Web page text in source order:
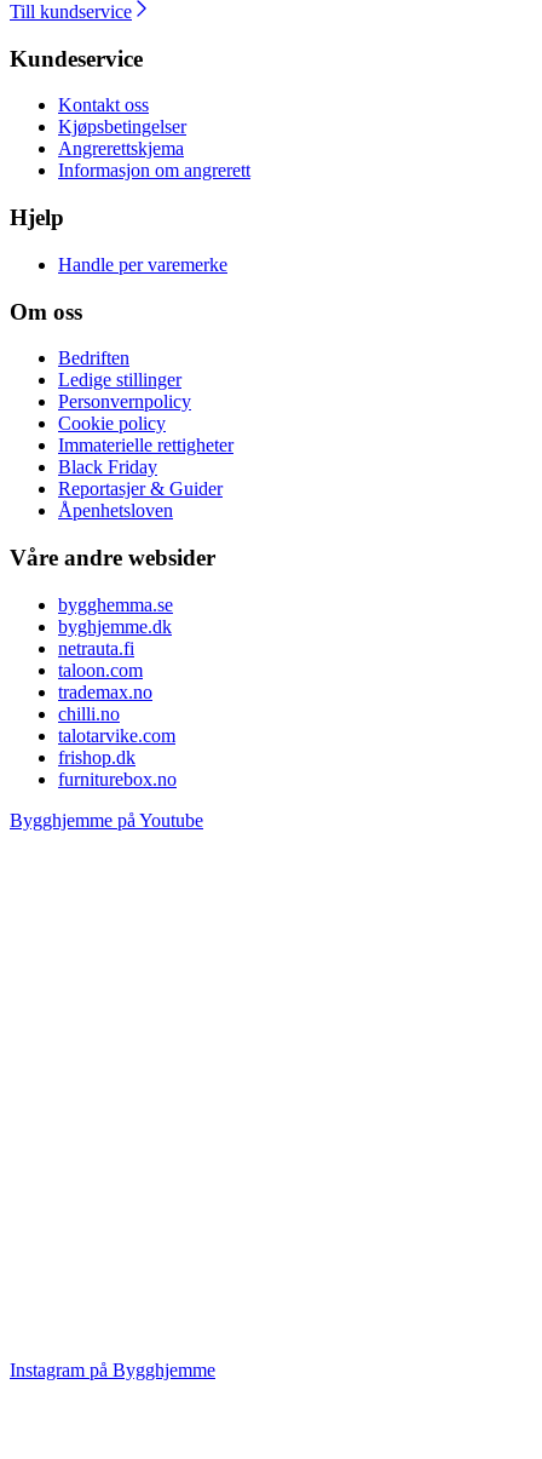
Till kundservice
Kundeservice
Kontakt oss
Kjøpsbetingelser
Angrerettskjema
Informasjon om angrerett
Hjelp
Handle per varemerke
Om oss
Bedriften
Ledige stillinger
Personvernpolicy
Cookie policy
Immaterielle rettigheter
Black Friday
Reportasjer & Guider
Åpenhetsloven
Våre andre websider
bygghemma.se
byghjemme.dk
netrauta.fi
taloon.com
trademax.no
chilli.no
talotarvike.com
frishop.dk
furniturebox.no
Bygghjemme på Youtube
Instagram på Bygghjemme